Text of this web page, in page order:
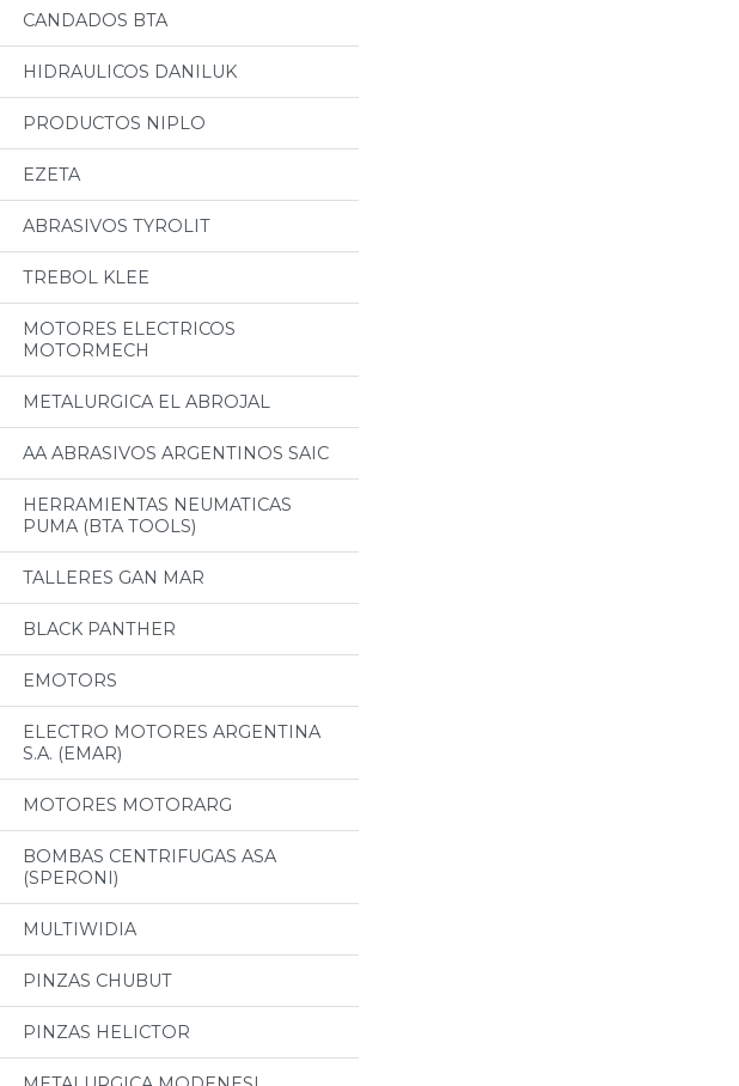
CANDADOS BTA
HIDRAULICOS DANILUK
PRODUCTOS NIPLO
EZETA
ABRASIVOS TYROLIT
TREBOL KLEE
MOTORES ELECTRICOS
MOTORMECH
METALURGICA EL ABROJAL
AA ABRASIVOS ARGENTINOS SAIC
HERRAMIENTAS NEUMATICAS
PUMA (BTA TOOLS)
TALLERES GAN MAR
BLACK PANTHER
EMOTORS
ELECTRO MOTORES ARGENTINA
S.A. (EMAR)
MOTORES MOTORARG
BOMBAS CENTRIFUGAS ASA
(SPERONI)
MULTIWIDIA
PINZAS CHUBUT
PINZAS HELICTOR